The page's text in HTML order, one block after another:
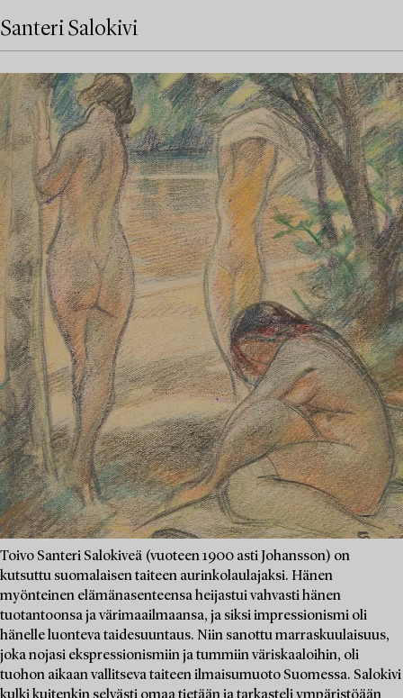
Santeri Salokivi
Toivo Santeri Salokiveä (vuoteen 1900 asti Johansson) on
kutsuttu suomalaisen taiteen aurinkolaulajaksi. Hänen
myönteinen elämänasenteensa heijastui vahvasti hänen
tuotantoonsa ja värimaailmaansa, ja siksi impressionismi oli
hänelle luonteva taidesuuntaus. Niin sanottu marraskuulaisuus,
joka nojasi ekspressionismiin ja tummiin väriskaaloihin, oli
tuohon aikaan vallitseva taiteen ilmaisumuoto Suomessa. Salokivi